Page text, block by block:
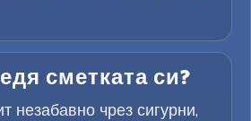
сметката си?
незабавно чрез сигурни,